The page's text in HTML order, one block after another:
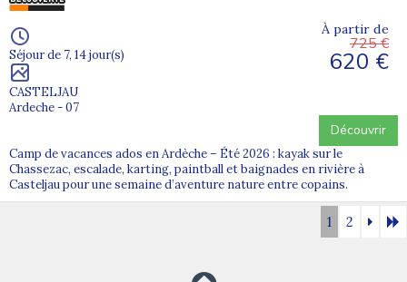
Séjour de 7, 14 jour(s)
CASTELJAU
Ardeche - 07
À partir de
725 €
620 €
Découvrir
Camp de vacances ados en Ardèche – Été 2026 : kayak sur le
Chassezac, escalade, karting, paintball et baignades en rivière à
Casteljau pour une semaine d’aventure nature entre copains.
1 2